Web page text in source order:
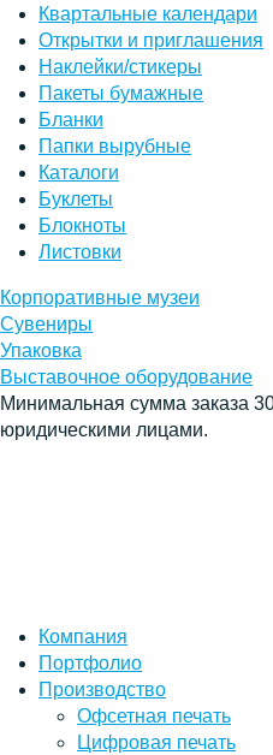
Квартальные календари
Открытки и приглашения
Наклейки/стикеры
Пакеты бумажные
Бланки
Папки вырубные
Каталоги
Буклеты
Блокноты
Листовки
Корпоративные музеи
Сувениры
Упаковка
Выставочное оборудование
Минимальная сумма заказа
юридическими лицами.
Компания
Портфолио
Производство
Офсетная печать
Цифровая печать